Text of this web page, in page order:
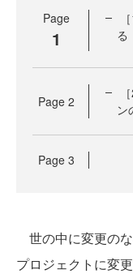
Page
1
る
Page 2
ン
Page 3
世の中に変更の
プロジェクトに変